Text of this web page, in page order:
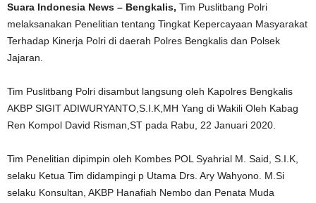
Suara Indonesia News – Bengkalis, Tim Puslitbang Polri
melaksanakan Penelitian tentang Tingkat Kepercayaan Masyarakat
Terhadap Kinerja Polri di daerah Polres Bengkalis dan Polsek
Jajaran.
Tim Puslitbang Polri disambut langsung oleh Kapolres Bengkalis
AKBP SIGIT ADIWURYANTO,S.I.K,MH Yang di Wakili Oleh Kabag
Ren Kompol David Risman,ST pada Rabu, 22 Januari 2020.
Tim Penelitian dipimpin oleh Kombes POL Syahrial M. Said, S.I.K,
selaku Ketua Tim didampingi p Utama Drs. Ary Wahyono. M.Si
selaku Konsultan, AKBP Hanafiah Nembo dan Penata Muda